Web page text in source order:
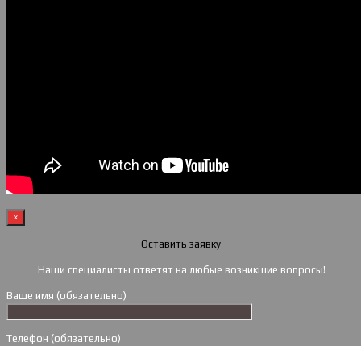
×
Оставить заявку
Наши специалисты ответят на любые возникшие вопросы!
Ваше имя (обязательно)
Телефон (обязательно)